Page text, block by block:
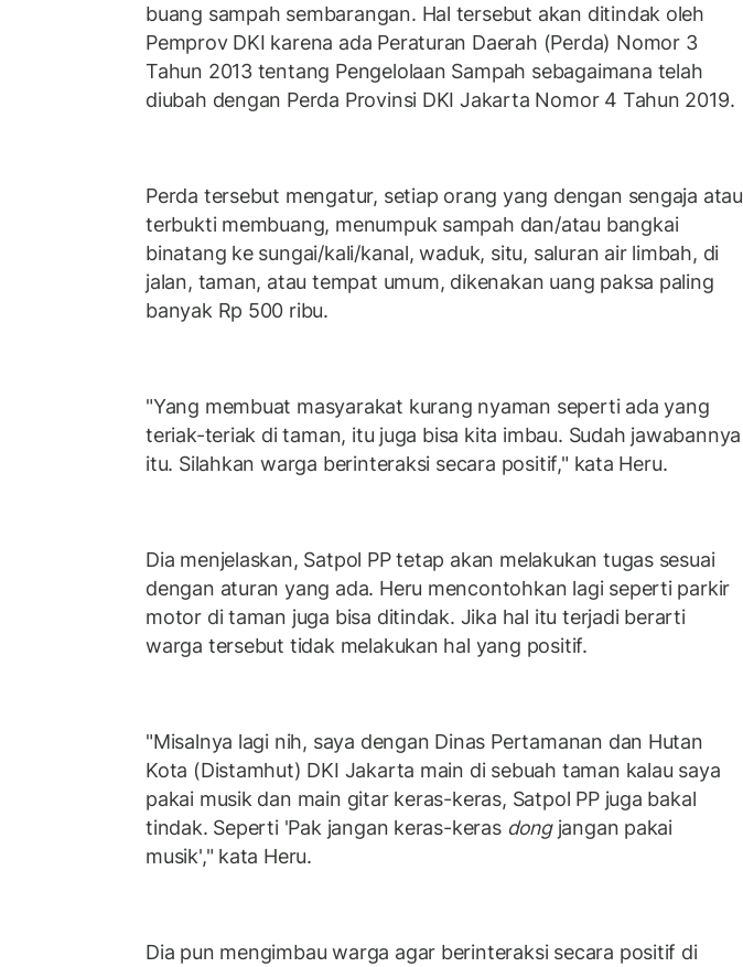
buang sampah sembarangan. Hal tersebut akan ditindak oleh
Pemprov DKI karena ada Peraturan Daerah (Perda) Nomor 3
Tahun 2013 tentang Pengelolaan Sampah sebagaimana telah
diubah dengan Perda Provinsi DKI Jakarta Nomor 4 Tahun 2019.
Perda tersebut mengatur, setiap orang yang dengan sengaja atau
terbukti membuang, menumpuk sampah dan/atau bangkai
binatang ke sungai/kali/kanal, waduk, situ, saluran air limbah, di
jalan, taman, atau tempat umum, dikenakan uang paksa paling
banyak Rp 500 ribu.
"Yang membuat masyarakat kurang nyaman seperti ada yang
teriak-teriak di taman, itu juga bisa kita imbau. Sudah jawabannya
itu. Silahkan warga berinteraksi secara positif," kata Heru.
Dia menjelaskan, Satpol PP tetap akan melakukan tugas sesuai
dengan aturan yang ada. Heru mencontohkan lagi seperti parkir
motor di taman juga bisa ditindak. Jika hal itu terjadi berarti
warga tersebut tidak melakukan hal yang positif.
"Misalnya lagi nih, saya dengan Dinas Pertamanan dan Hutan
Kota (Distamhut) DKI Jakarta main di sebuah taman kalau saya
pakai musik dan main gitar keras-keras, Satpol PP juga bakal
tindak. Seperti 'Pak jangan keras-keras dongjangan pakai
musik'," kata Heru.
Dia pun mengimbau warga agar berinteraksi secara positif di